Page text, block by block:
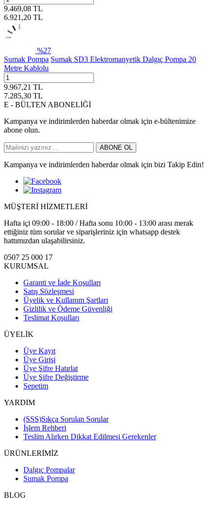
9.469,08 TL
6.921,20 TL
%27
Sumak Pompa Sumak SD3 Elektromanyetik Dalgıç Pompa 20
Metre Kablolu
9.967,21 TL
7.285,30 TL
E - BÜLTEN ABONELİĞİ
Kampanya ve indirimlerden haberdar olmak için e-bültenimize
abone olun.
ABONE OL
Kampanya ve indirimlerden haberdar olmak için bizi Takip Edin!
MÜŞTERİ HİZMETLERİ
Hafta içi 09:00 - 18:00 / Hafta sonu 10:00 - 13:00 arası merak
ettiğiniz tüm sorular ve siparişleriniz için whatsapp destek
hattımızdan ulaşabilirsiniz.
0507 25 000 17
KURUMSAL
Garanti ve İade Koşulları
Satış Sözleşmesi
Üyelik ve Kullanım Şartları
Gizlilik ve Ödeme Güvenliği
Teslimat Koşulları
ÜYELİK
Üye Kayıt
Üye Girişi
Üye Şifre Hatırlat
Üye Şifre Değiştirme
Sepetim
YARDIM
(SSS)Sıkça Sorulan Sorular
İşlem Rehberi
Teslim Alırken Dikkat Edilmesi Gerekenler
ÜRÜNLERİMİZ
Dalgıç Pompalar
Sumak Pompa
BLOG